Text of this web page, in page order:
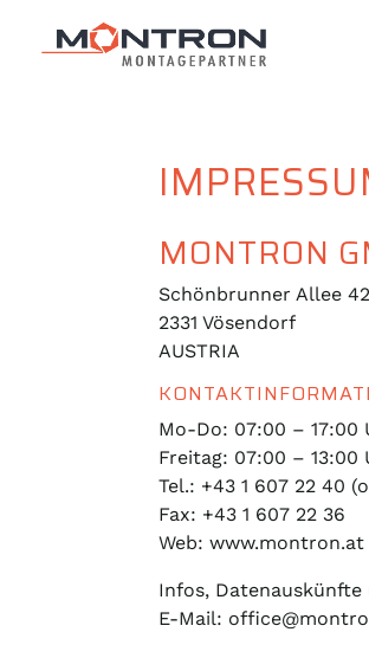
MONTRON
Schönbrunner Allee 42
2331 Vösendorf
AUSTRIA
Mo-Do: 07:00 – 17:00
Freitag: 07:00 – 13:00
Tel.: +43 1 607 22 40
Fax: +43 1 607 22 36
Web: www.montron.at
Infos, Datenauskünfte
E-Mail: